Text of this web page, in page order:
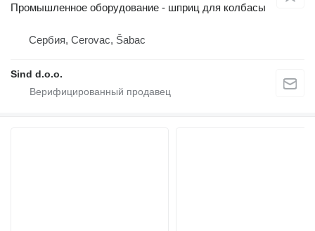
Промышленное оборудование - шприц для колбасы
Сербия, Cerovac, Šabac
Sind d.o.o.